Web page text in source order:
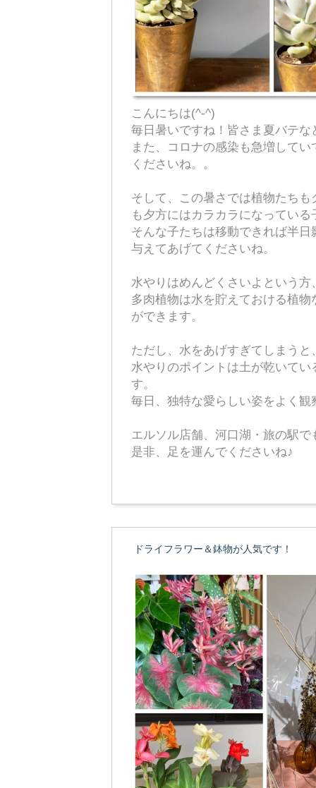
こんにちは(^-^)
毎日暑いですね！皆さま夏バテ
また、コロナの感染も急増して
くださいね。。
そして、この暑さでは植物たち
も夕方にはカラカラになってい
そんな子たちは移動できれば半
与えてあげてくださいね。
水やりはめんどくさいよという
多肉植物は水を貯えておける植
ができます。
ただし、水をあげすぎてしまう
水やりのポイントは土が乾いて
す。
毎日、独特な愛らしい姿をよく
エルソル店舗、河口湖・旅の駅で
是非、足を運んでくださいね♪
ドライフラワー＆鉢物が人気です！